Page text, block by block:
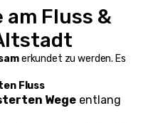
am Fluss &
erkundet zu werden. Es
Fluss
Wege entlang